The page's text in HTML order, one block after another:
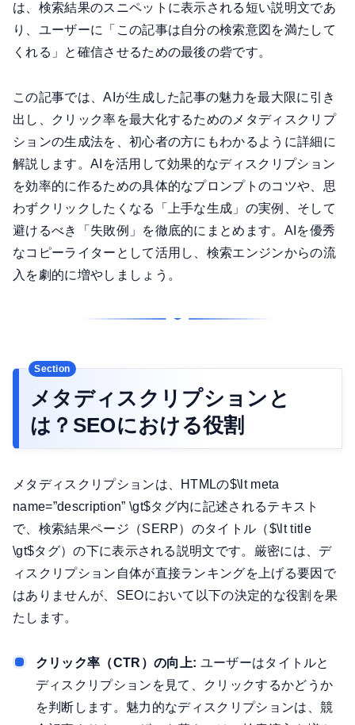
は、検索結果のスニペットに表示される短い説明文であ
り、ユーザーに「この記事は自分の検索意図を満たして
くれる」と確信させるための最後の砦です。
この記事では、AIが生成した記事の魅力を最大限に引き
出し、クリック率を最大化するためのメタディスクリプ
ションの生成法を、初心者の方にもわかるように詳細に
解説します。AIを活用して効果的なディスクリプション
を効率的に作るための具体的なプロンプトのコツや、思
わずクリックしたくなる「上手な生成」の実例、そして
避けるべき「失敗例」を徹底的にまとめます。AIを優秀
なコピーライターとして活用し、検索エンジンからの流
入を劇的に増やしましょう。
メタディスクリプションと
は？SEOにおける役割
メタディスクリプションは、HTMLの$\lt meta
name=”description” \gt$タグ内に記述されるテキスト
で、検索結果ページ（SERP）のタイトル（$\lt title
\gt$タグ）の下に表示される説明文です。厳密には、デ
ィスクリプション自体が直接ランキングを上げる要因で
はありませんが、SEOにおいて以下の決定的な役割を果
たします。
クリック率（CTR）の向上: ユーザーはタイトルと
ディスクリプションを見て、クリックするかどうか
を判断します。魅力的なディスクリプションは、競